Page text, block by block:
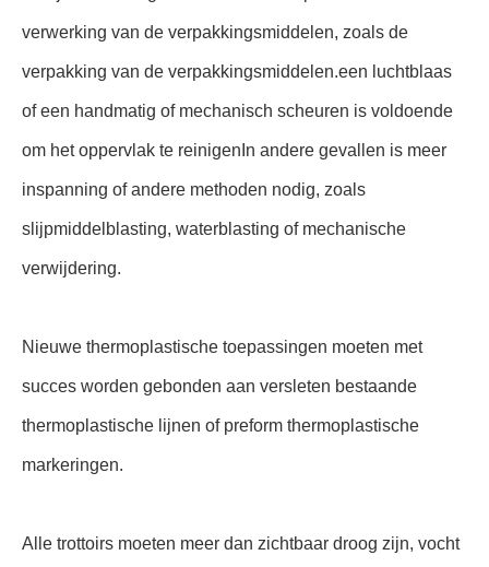
verwerking van de verpakkingsmiddelen, zoals de
verpakking van de verpakkingsmiddelen.een luchtblaas
of een handmatig of mechanisch scheuren is voldoende
om het oppervlak te reinigenIn andere gevallen is meer
inspanning of andere methoden nodig, zoals
slijpmiddelblasting, waterblasting of mechanische
verwijdering.
Nieuwe thermoplastische toepassingen moeten met
succes worden gebonden aan versleten bestaande
thermoplastische lijnen of preform thermoplastische
markeringen.
Alle trottoirs moeten meer dan zichtbaar droog zijn, vocht